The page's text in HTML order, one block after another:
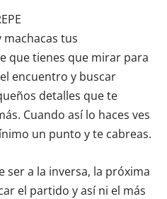
tus
que tienes que mirar para
encuentro y buscar
detalles que te
Cuando así lo haces ves
un punto y te cabreas.
ser a la inversa, la próxima
el partido y así ni el más